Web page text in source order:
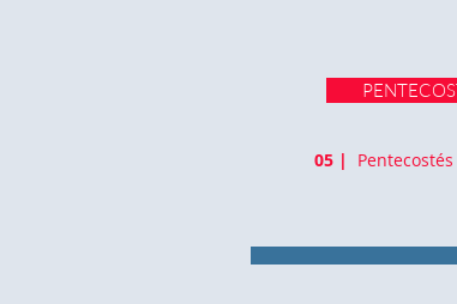
05 | Pentecostés